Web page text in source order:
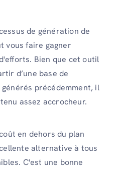
de génération de
vous faire gagner
Bien que cet outil
d’une base de
précédemment, il
assez accrocheur.
en dehors du plan
alternative à tous
C'est une bonne